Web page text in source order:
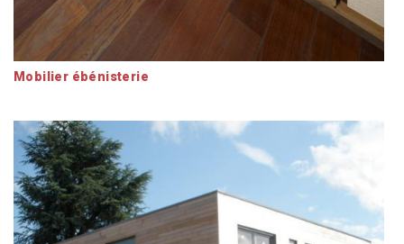
Mobilier ébénisterie